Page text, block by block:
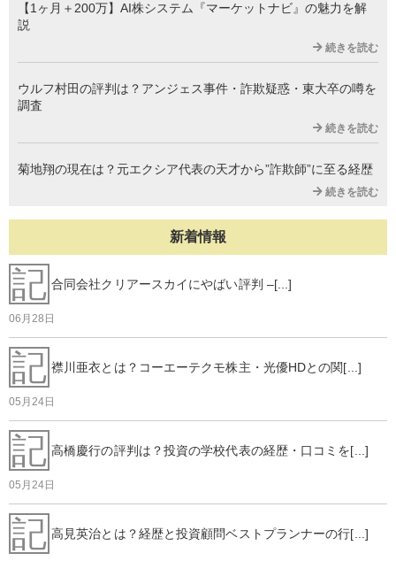
【1ヶ月＋200万】AI株システム『マーケットナビ』の魅力を解
説
続きを読む
ウルフ村田の評判は？アンジェス事件・詐欺疑惑・東大卒の噂を
調査
続きを読む
菊地翔の現在は？元エクシア代表の天才から”詐欺師”に至る経歴
続きを読む
新着情報
記 合同会社クリアースカイにやばい評判 –[...]
06月28日
記 襟川亜衣とは？コーエーテクモ株主・光優HDとの関[...]
05月24日
記 高橋慶行の評判は？投資の学校代表の経歴・口コミを[...]
05月24日
記 高見英治とは？経歴と投資顧問ベストプランナーの行[...]